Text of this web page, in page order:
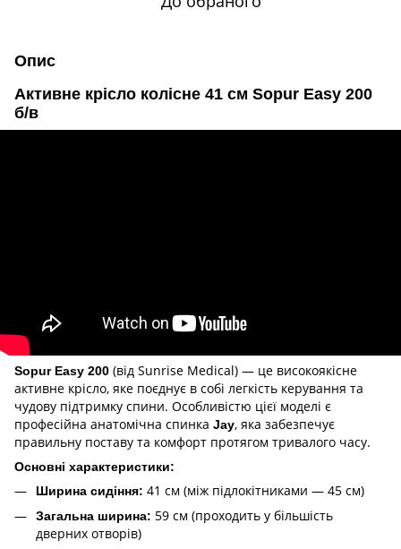
Опис
Активне крісло колісне 41 см Sopur Easy 200
б/в
Sopur Easy 200 (від Sunrise Medical) — це високоякісне
активне крісло, яке поєднує в собі легкість керування та
чудову підтримку спини. Особливістю цієї моделі є
професійна анатомічна спинка Jay, яка забезпечує
правильну поставу та комфорт протягом тривалого часу.
Основні характеристики:
Ширина сидіння: 41 см (між підлокітниками — 45 см)
Загальна ширина: 59 см (проходить у більшість
дверних отворів)